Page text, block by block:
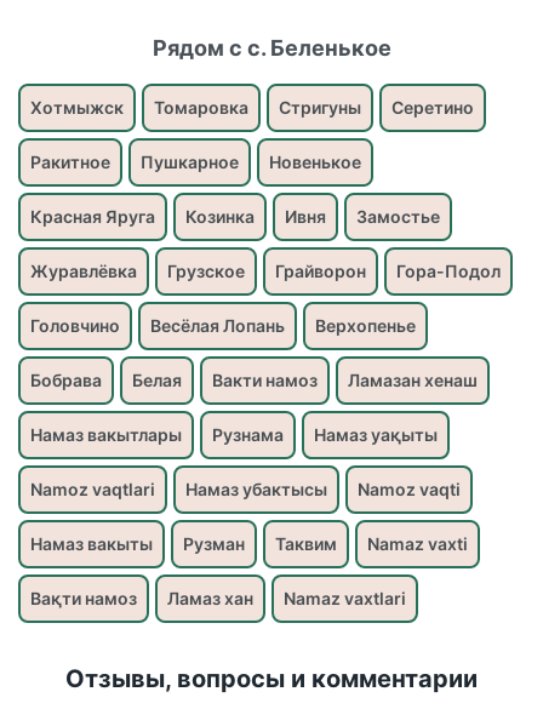
Рядом с с. Беленькое
Хотмыжск Томаровка Стригуны Серетино
Ракитное Пушкарное Новенькое
Красная Яруга Козинка Ивня Замостье
Журавлёвка Грузское Грайворон Гора-Подол
Головчино Весёлая Лопань Верхопенье
Бобрава Белая Вакти намоз Ламазан хенаш
Намаз вакытлары Рузнама Намаз уақыты
Namoz vaqtlari Намаз убактысы Namoz vaqti
Намаз вакыты Рузман Таквим Namaz vaxti
Вақти намоз Ламаз хан Namaz vaxtlari
Отзывы, вопросы и комментарии